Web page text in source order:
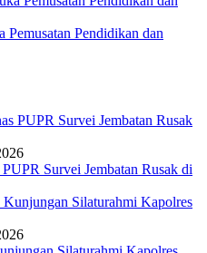
Pendidikan dan
Survei Jembatan Rusak di